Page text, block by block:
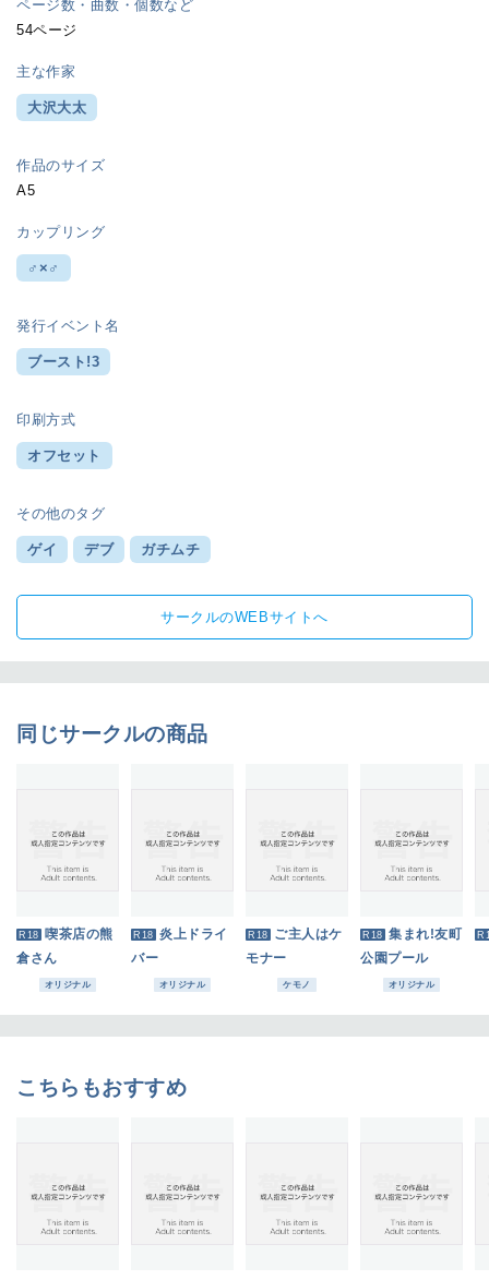
ページ数・曲数・個数など
54ページ
主な作家
大沢大太
作品のサイズ
A5
カップリング
♂×♂
発行イベント名
ブースト!3
印刷方式
オフセット
その他のタグ
ゲイ デブ ガチムチ
サークルのWEBサイトへ
同じサークルの商品
R18 喫茶店の熊
倉さん
オリジナル
R18 炎上ドライ
バー
オリジナル
R18 ご主人はケ
モナー
ケモノ
R18 集まれ!友町
公園プール
オリジナル
こちらもおすすめ